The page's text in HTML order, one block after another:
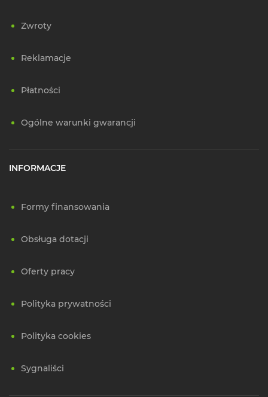
Zwroty
Reklamacje
Płatności
Ogólne warunki gwarancji
INFORMACJE
Formy finansowania
Obsługa dotacji
Oferty pracy
Polityka prywatności
Polityka cookies
Sygnaliści